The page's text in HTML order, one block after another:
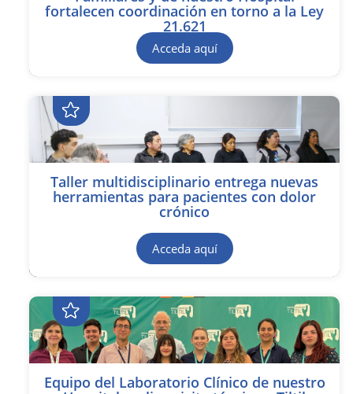
fortalecen coordinación en torno a la Ley
21.621
Acceda aquí
Taller multidisciplinario entrega nuevas
herramientas para pacientes con dolor
crónico
Acceda aquí
Equipo del Laboratorio Clínico de nuestro